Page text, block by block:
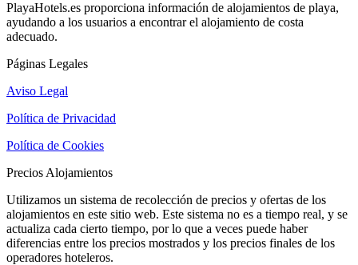
PlayaHotels.es proporciona información de alojamientos de playa,
ayudando a los usuarios a encontrar el alojamiento de costa
adecuado.
Páginas Legales
Aviso Legal
Política de Privacidad
Política de Cookies
Precios Alojamientos
Utilizamos un sistema de recolección de precios y ofertas de los
alojamientos en este sitio web. Este sistema no es a tiempo real, y se
actualiza cada cierto tiempo, por lo que a veces puede haber
diferencias entre los precios mostrados y los precios finales de los
operadores hoteleros.